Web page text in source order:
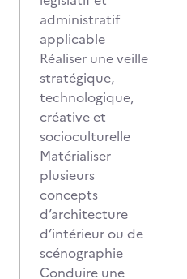
administratif
applicable
Réaliser une veille
stratégique,
technologique,
créative et
socioculturelle
Matérialiser
plusieurs
concepts
d’architecture
d’intérieur ou de
scénographie
Conduire une